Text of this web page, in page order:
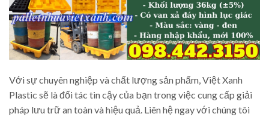
Với sự chuyên nghiệp và chất lượng sản phẩm, Việt Xanh
Plastic sẽ là đối tác tin cậy của bạn trong việc cung cấp giải
pháp lưu trữ an toàn và hiệu quả. Liên hệ ngay với chúng tôi